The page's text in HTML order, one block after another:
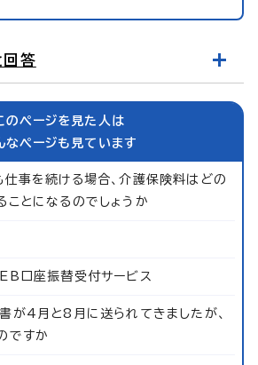
回答
のページを見た人は
なページも見ています
事を続ける場合、介護保険料はどの
ことになるのでしょうか
口座振替受付サービス
が4月と8月に送られてきましたが、
ですか